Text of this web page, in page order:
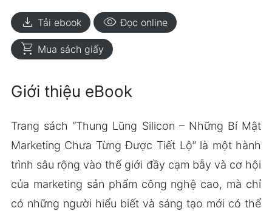
download Tải ebook visibility Đọc online
shopping_cart Mua sách giấy
Giới thiệu eBook
Trang sách “Thung Lũng Silicon – Những Bí Mật
Marketing Chưa Từng Được Tiết Lộ” là một hành
trình sâu rộng vào thế giới đầy cạm bẫy và cơ hội
của marketing sản phẩm công nghệ cao, mà chỉ
có những người hiểu biết và sáng tạo mới có thể